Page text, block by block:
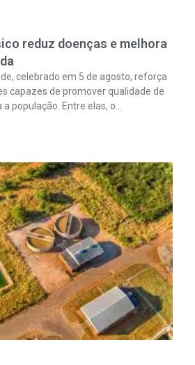
reduz doenças e melhora
celebrado em 5 de agosto, reforça
capazes de promover qualidade de
população. Entre elas, o
de esgoto contribui
saúde pública.